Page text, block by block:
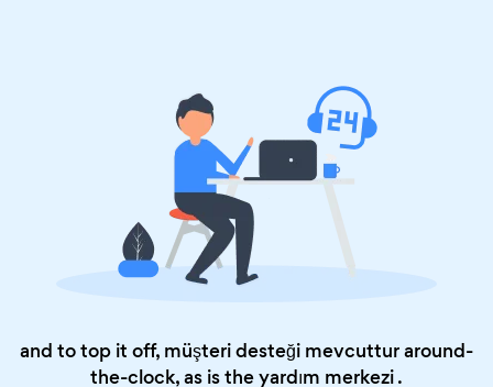
and to top it off, müşteri desteği mevcuttur around-
the-clock, as is theyardım merkezi.